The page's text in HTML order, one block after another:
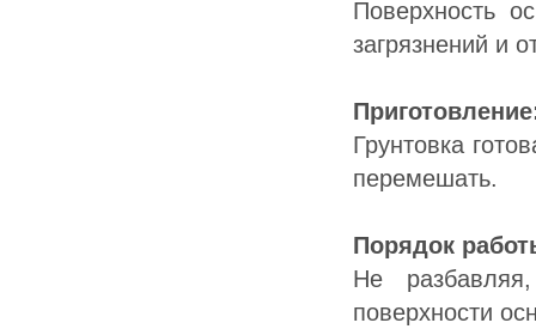
Поверхность
загрязнений и
Грунтовка
перемешать.
Порядок
Не
поверхности